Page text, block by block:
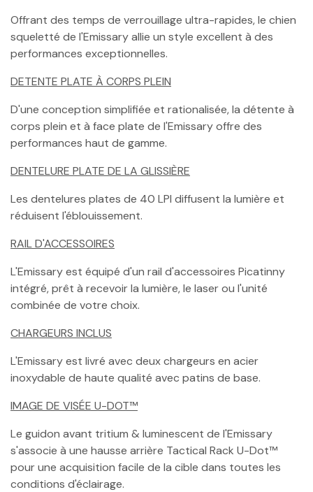
Offrant des temps de verrouillage ultra-rapides, le chien
squeletté de l'Emissary allie un style excellent à des
performances exceptionnelles.
DETENTE PLATE À CORPS PLEIN
D'une conception simplifiée et rationalisée, la détente à
corps plein et à face plate de l'Emissary offre des
performances haut de gamme.
DENTELURE PLATE DE LA GLISSIÈRE
Les dentelures plates de 40 LPI diffusent la lumière et
réduisent l'éblouissement.
RAIL D'ACCESSOIRES
L'Emissary est équipé d'un rail d'accessoires Picatinny
intégré, prêt à recevoir la lumière, le laser ou l'unité
combinée de votre choix.
CHARGEURS INCLUS
L'Emissary est livré avec deux chargeurs en acier
inoxydable de haute qualité avec patins de base.
IMAGE DE VISÉE U-DOT™
Le guidon avant tritium & luminescent de l'Emissary
s'associe à une hausse arrière Tactical Rack U-Dot™
pour une acquisition facile de la cible dans toutes les
conditions d'éclairage.